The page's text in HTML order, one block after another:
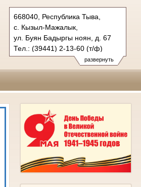
развернуть
668040, Республика Тыва,
с. Кызыл-Мажалык,
ул. Буян Бадыргы ноян, д. 67
Тел.: (39441) 2-13-60 (т/ф)
barun-hemchikskiy.tva@sudrf.ru
показать на карте